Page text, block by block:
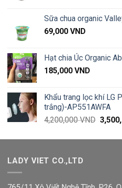
70,000
Sữa chua organic
69,000 VND
Hạt chia Úc Organic
185,000 VND
Khẩu trang lọc khí LG
trắng)-AP551AWFA
4,200,000VND Giá
là:
LADY VIET CO.,LTD